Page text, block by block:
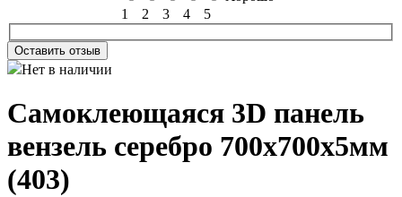
1
2 3 4 5
Оставить отзыв
Нет в наличии
Самоклеющаяся 3D панель
вензель серебро 700x700x5мм
(403)